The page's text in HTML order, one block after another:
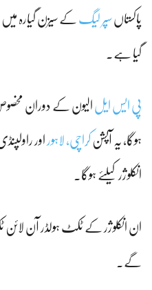
پاکستاںسپر لیگکے سیزن گیارہ
گیا ہے۔
پی ایس ایلالیون کے دوران
ہوگا، یہ آپشنکراچی،لاہوراور
انکلوژر کیلئے ہوگا۔
ان انکلوژر کے ٹکٹ ہولڈر آن لائن
گے۔